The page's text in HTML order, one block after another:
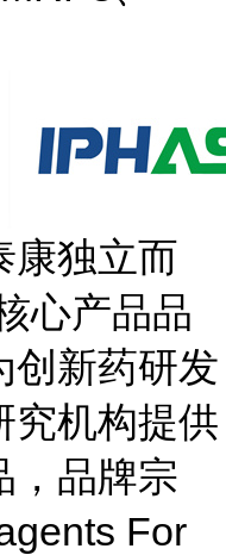
康独立而
心产品品
创新药研发
究机构提供
，品牌宗
For